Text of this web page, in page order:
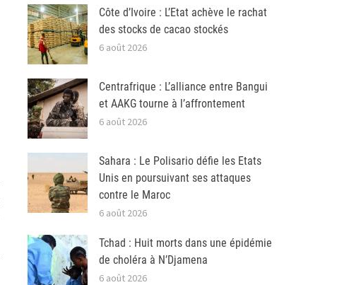
Côte d’Ivoire : L’Etat achève le rachat
des stocks de cacao stockés
6 août 2026
Centrafrique : L’alliance entre Bangui
et AAKG tourne à l’affrontement
6 août 2026
Sahara : Le Polisario défie les Etats
Unis en poursuivant ses attaques
contre le Maroc
6 août 2026
Tchad : Huit morts dans une épidémie
de choléra à N’Djamena
6 août 2026